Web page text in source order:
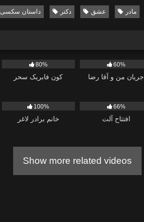
داستان سکسی دکتر عشق مادر
80%
کون فابریک سحر
60%
جریان من و آقا رضا
100%
خانم برادر لاغر
66%
افتتاح آلت
Show more related videos